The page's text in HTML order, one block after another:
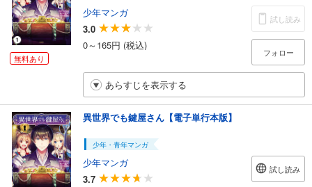
無料あり
少年マンガ
3.0
0～165円 (税込)
試し読み
フォロー
あらすじを表示する
異世界でも鍵屋さん【電子単行本版】
少年・青年マンガ
少年マンガ
3.7
試し読み